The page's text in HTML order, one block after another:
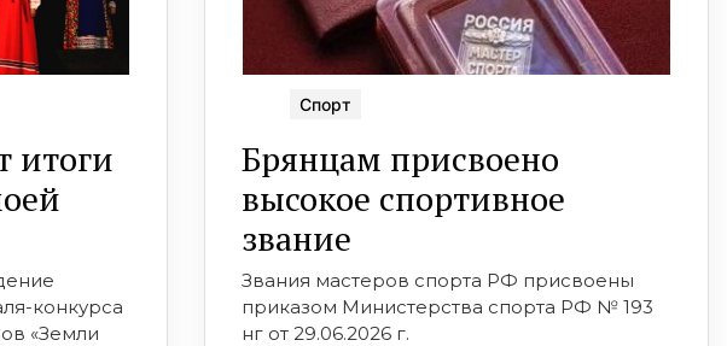
итоги
конкурса
«Земли
Спорт
Брянцам присвоено
высокое спортивное
звание
Звания мастеров спорта РФ присвоены
приказом Министерства спорта РФ № 193
нг от 29.06.2026 г.